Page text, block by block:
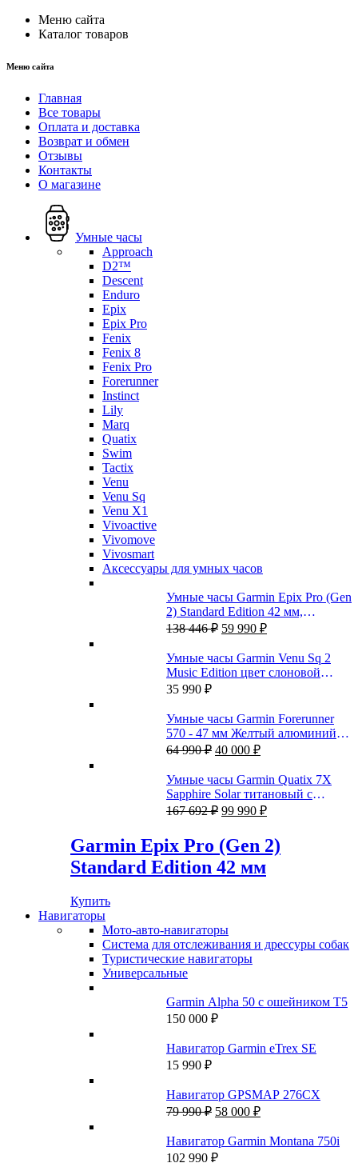
Меню сайта
Каталог товаров
Меню сайта
Главная
Все товары
Оплата и доставка
Возврат и обмен
Отзывы
Контакты
О магазине
Умные часы
Approach
D2™
Descent
Enduro
Epix
Epix Pro
Fenix
Fenix 8
Fenix Pro
Forerunner
Instinct
Lily
Marq
Quatix
Swim
Tactix
Venu
Venu Sq
Venu X1
Vivoactive
Vivomove
Vivosmart
Аксессуары для умных часов
Умные часы Garmin Epix Pro (Gen
2) Standard Edition 42 мм,
серебристый корпус, белый
138 446₽ Первоначальная
составляла
138
59 990 ₽Текущая
59
990 ₽.
Умные часы Garmin Venu Sq 2
Music Edition цвет слоновой
кости с персиково-золотым
35 990 ₽
Умные часы Garmin Forerunner
570 - 47 мм Желтый алюминий с
полупрозрачным белым/
64 990₽ Первоначальная
составляла
64
990 ₽.
40 000 ₽Текущая
40
000 ₽.
Умные часы Garmin Quatix 7X
Sapphire Solar титановый с
серебристым титановым
167 692₽ Первоначальная
составляла
167
692 ₽.
99 990 ₽Текущая
99
990 ₽.
Garmin Epix Pro (Gen 2)
Standard Edition 42 мм
Купить
Навигаторы
Мото-авто-навигаторы
Система для отслеживания и дрессуры собак
Туристические навигаторы
Универсальные
Garmin Alpha 50 с ошейником Т5
150 000 ₽
Навигатор Garmin eTrex SE
15 990 ₽
Навигатор GPSMAP 276CX
79 990₽ Первоначальная
составляла
79
58 000 ₽Текущая
58
Навигатор Garmin Montana 750i
102 990 ₽